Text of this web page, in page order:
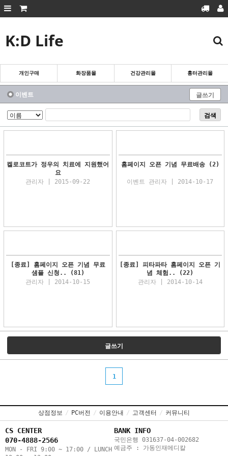
회원가입
흉터관리몰
화장품몰
건강관리몰
개인구매
K:D Life
개인구매 화장품몰 건강관리몰 흉터관리몰
이벤트 글쓰기
검색
켈로코트가 정우의 치료에 지원했어
요
관리자 | 2015-09-22
홈페이지 오픈 기념 무료배송 (2)
이벤트 관리자 | 2014-10-17
[종료] 홈페이지 오픈 기념 무료
샘플 신청..
(81)
관리자 | 2014-10-15
[종료] 피타파타 홈페이지 오픈 기
념 체험..
(22)
관리자 | 2014-10-14
글쓰기
1
상점정보 / PC버전 / 이용안내 / 고객센터 / 커뮤니티
CS CENTER
070-4888-2566
MON - FRI 9:00 ~ 17:00 / LUNCH
BANK INFO
국민은행 031637-04-002682
예금주 : 가동인재메디칼